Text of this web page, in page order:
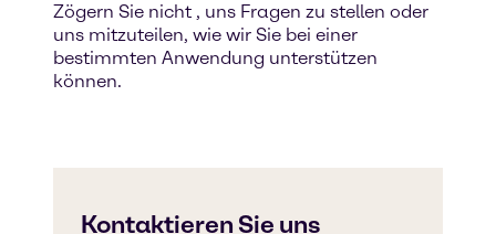
Zögern Sie nicht , uns Fragen zu stellen oder
uns mitzuteilen, wie wir Sie bei einer
bestimmten Anwendung unterstützen
können.